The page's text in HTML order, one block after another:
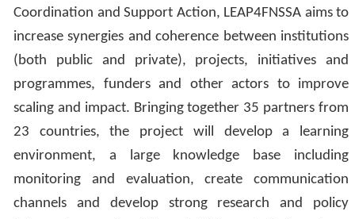
Coordination and Support Action, LEAP4FNSSA aims to
increase synergies and coherence between institutions
(both public and private), projects, initiatives and
programmes, funders and other actors to improve
scaling and impact. Bringing together 35 partners from
23 countries, the project will develop a learning
environment, a large knowledge base including
monitoring and evaluation, create communication
channels and develop strong research and policy